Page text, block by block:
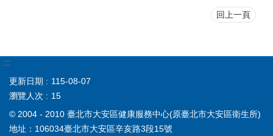
回上一頁
:::
更新日期
115-08-07
瀏覽人次
15
© 2004 - 2010 臺北市大安區健康服務中心(原臺北市大安區衛生所)
地址：106034臺北市大安區辛亥路3段15號